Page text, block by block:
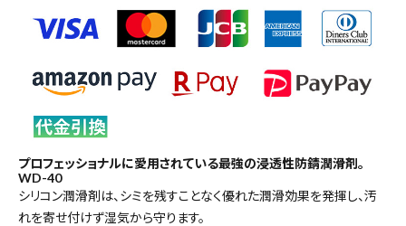
プロフェッショナルに愛用されている最強の浸透性防錆潤滑剤。
WD-40
シリコン潤滑剤は、シミを残すことなく優れた潤滑効果を発揮し、汚
れを寄せ付けず湿気から守ります。